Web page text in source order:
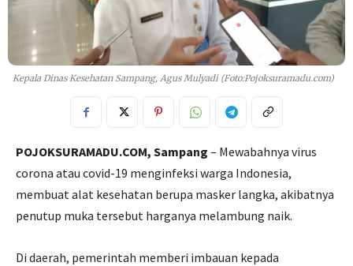
Kepala Dinas Kesehatan Sampang, Agus Mulyadi (Foto:Pojoksuramadu.com)
POJOKSURAMADU.COM, Sampang – Mewabahnya virus
corona atau covid-19 menginfeksi warga Indonesia,
membuat alat kesehatan berupa masker langka, akibatnya
penutup muka tersebut harganya melambung naik.
Di daerah, pemerintah memberi imbauan kepada